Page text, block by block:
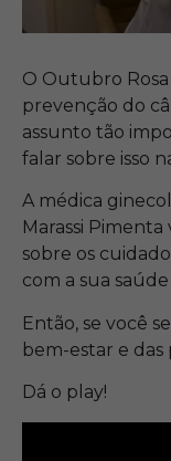
O Outubro
prevenção do
assunto tão
falar sobre isso
A médica
Marassi
sobre os
com a sua
Então, se você
bem-estar e das
Dá o play!